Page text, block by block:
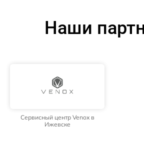
Наши
Сервисный центр Venox в
Ижевске